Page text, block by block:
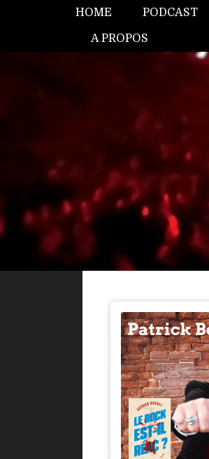
HOME PODCAST
A PROPOS